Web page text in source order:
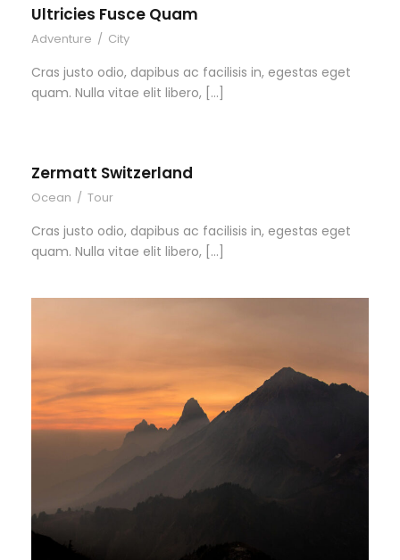
Ultricies Fusce Quam
Adventure / City
Cras justo odio, dapibus ac facilisis in, egestas eget
quam. Nulla vitae elit libero, […]
Zermatt Switzerland
Ocean / Tour
Cras justo odio, dapibus ac facilisis in, egestas eget
quam. Nulla vitae elit libero, […]